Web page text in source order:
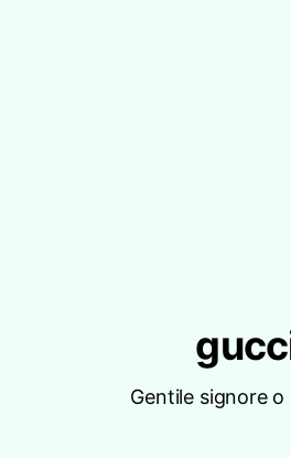
Gentile signore o